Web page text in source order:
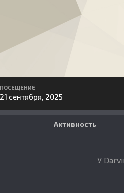
ПОСЕЩЕНИЕ
21 сентября, 2025
Активность
У